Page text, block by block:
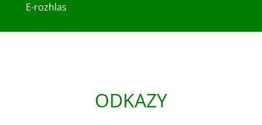
E-rozhlas
ODKAZY